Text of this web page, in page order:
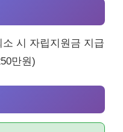
시 자립지원금 지급
만원)